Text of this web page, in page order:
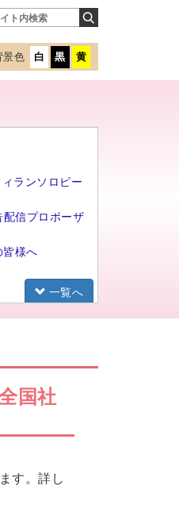
景色 白 黒 黄
ランソロピー
信プロポーザ
皆様へ
一覧へ
国社
す。詳し